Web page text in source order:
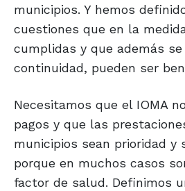
municipios. Y hemos
cuestiones que en la
cumplidas y que además
continuidad, pueden ser
Necesitamos que el IOMA
pagos y que las
municipios sean prioridad y
porque en muchos casos
factor de salud. Definimos